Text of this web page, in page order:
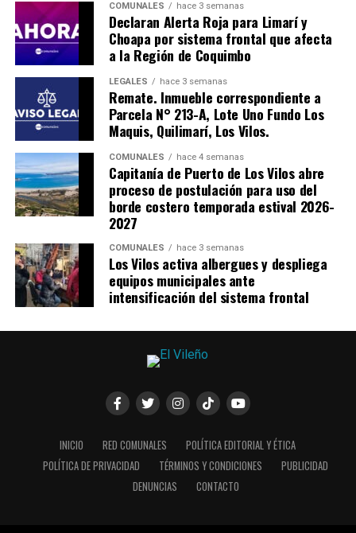
COMUNALES hace 3 semanas
Declaran Alerta Roja para Limarí y
Choapa por sistema frontal que afecta
a la Región de Coquimbo
LEGALES hace 3 semanas
Remate. Inmueble correspondiente a
Parcela N° 213-A, Lote Uno Fundo Los
Maquis, Quilimarí, Los Vilos.
COMUNALES hace 4 semanas
Capitanía de Puerto de Los Vilos abre
proceso de postulación para uso del
borde costero temporada estival 2026-
2027
COMUNALES hace 3 semanas
Los Vilos activa albergues y despliega
equipos municipales ante
intensificación del sistema frontal
INICIO RED COMUNALES
POLÍTICA EDITORIAL Y ÉTICA
POLÍTICA DE PRIVACIDAD
TÉRMINOS Y CONDICIONES
PUBLICIDAD
DENUNCIAS
CONTACTO